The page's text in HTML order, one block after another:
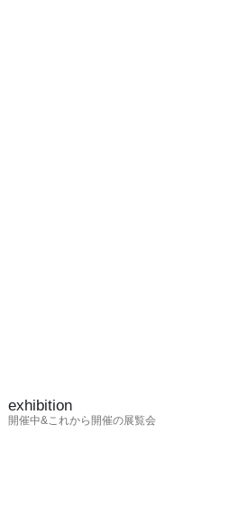
exhibition
開催中&これから開催の展覧会